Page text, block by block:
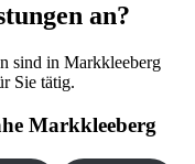
an?
sind in Markkleeberg
Sie tätig.
Markkleeberg